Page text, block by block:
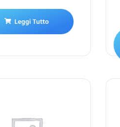
Leggi Tutto